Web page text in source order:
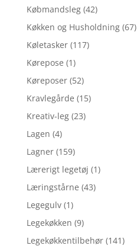
Købmandsleg (42)
Køkken og Husholdning (67)
Køletasker (117)
Kørepose (1)
Køreposer (52)
Kravlegårde (15)
Kreativ-leg (23)
Lagen (4)
Lagner (159)
Lærerigt legetøj (1)
Læringstårne (43)
Legegulv (1)
Legekøkken (9)
Legekøkkentilbehør (141)